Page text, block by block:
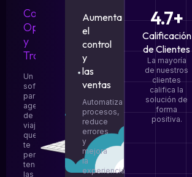
Comunicación
Oportuna
y
Transparente
Un
software
para
agencias
de
viaje
que
te
permite
tener
las
Aumenta
el
control
y
las
ventas
Automatiza
procesos,
reduce
errores
y
mejora
la
experiencia
4.7+
Calificación
de Clientes
La mayoría
de nuestros
clientes
califica la
solución de
forma
positiva.